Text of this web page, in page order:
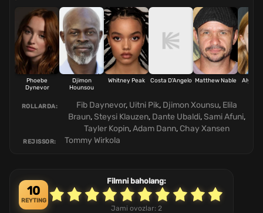
Phoebe
Dynevor
Djimon
Hounsou
Whitney Peak Costa D'Angelo Matthew Nable Alyla
ROLLARDA: Fib Daynevor, Uitni Pik, Djimon Xounsu, Elila
Braun,Steysi Klauzen, Dante Ubaldi,Sami Afuni,
Tayler Kopin,Adam Dann, Chay Xansen
REJISSOR: Tommy Wirkola
10
REYTING
Filmni baholang:
Jami ovozlar: 2